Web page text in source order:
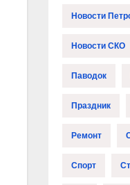
Новости
Новости СКО
Паводок
Праздник
Ремонт
Спорт